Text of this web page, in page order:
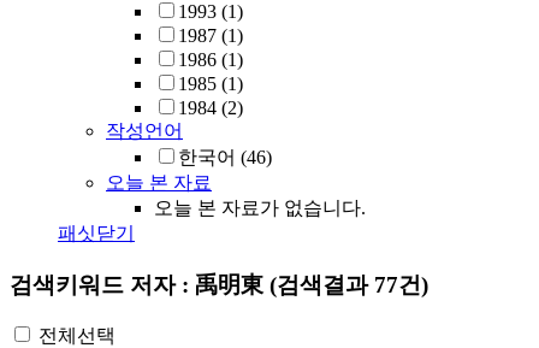
1993 (1)
1987 (1)
1986 (1)
1985 (1)
1984 (2)
작성언어
한국어 (46)
오늘 본 자료
오늘 본 자료가 없습니다.
패싯닫기
검색키워드 저자 : 禹明東 (검색결과 77건)
전체선택